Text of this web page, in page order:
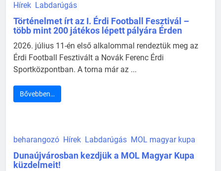
Hírek Labdarúgás
Történelmet írt az I. Érdi Football Fesztivál –
több mint 200 játékos lépett pályára Érden
2026. július 11-én első alkalommal rendeztük meg az
Érdi Football Fesztivált a Novák Ferenc Érdi
Sportközpontban. A torna már az ...
Bővebben…
beharangozó Hírek Labdarúgás MOL magyar kupa
Dunaújvárosban kezdjük a MOL Magyar Kupa
küzdelmeit!